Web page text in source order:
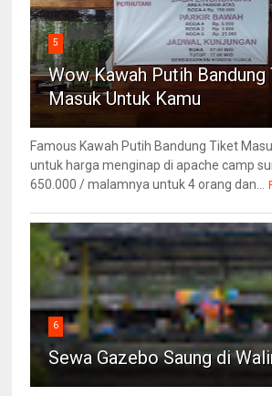
5
Wow Kawah Putih
Masuk Untuk Kamu
Famous Kawah Putih Bandung Tiket
untuk harga menginap di apache camp
650.000 / malamnya untuk 4 orang dan...
6
Sewa Gazebo Saung di